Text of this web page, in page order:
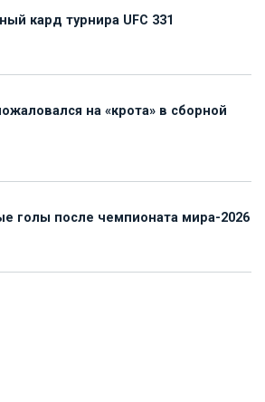
кард турнира UFC 331
на «крота» в сборной
голы после чемпионата мира-2026